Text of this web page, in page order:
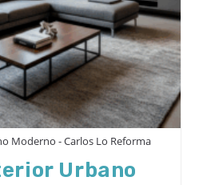
Moderno - Carlos Lo Reforma
Urbano